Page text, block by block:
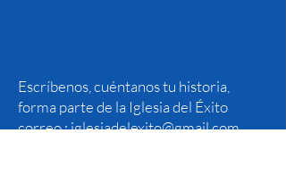
Escríbenos, cuéntanos tu historia,
forma parte de la Iglesia del Éxito
correo :iglesiadelexito@gmail.com